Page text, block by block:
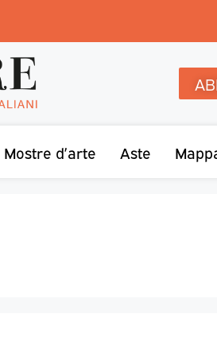
Mostre d’arte Aste